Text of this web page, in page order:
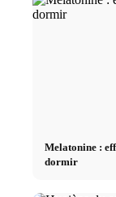
Melatonine :
dormir